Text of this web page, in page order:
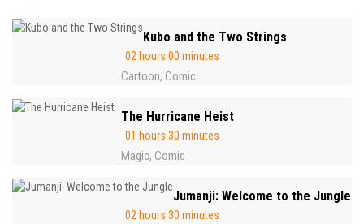
Kubo and the Two Strings
02 hours 00 minutes
Cartoon, Comic
The Hurricane Heist
01 hours 30 minutes
Magic, Comic
Jumanji: Welcome to the Jungle
02 hours 30 minutes